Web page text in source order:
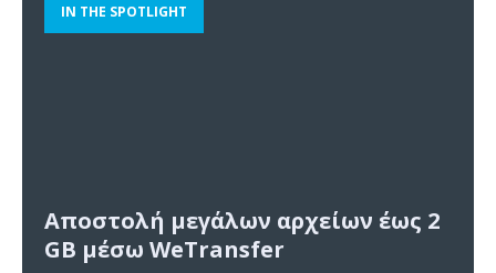
IN THE SPOTLIGHT
Αποστολή μεγάλων αρχείων έως 2
GB μέσω WeTransfer